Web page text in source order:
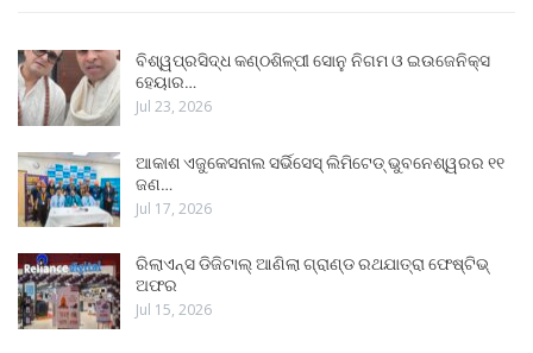
ବିଶ୍ୱପ୍ରସିଦ୍ଧ କଣ୍ଠଶିଳ୍ପୀ ସୋନୁ ନିଗମ ଓ ଇଉଜେନିକ୍ସ
ହେୟାର…
Jul 23, 2026
ଆକାଶ ଏଜୁକେସନାଲ ସର୍ଭିସେସ୍ ଲିମିଟେଡ୍ ଭୁବନେଶ୍ୱରର ୧୧
ଜଣ…
Jul 17, 2026
ରିଲାଏନ୍ସ ଡିଜିଟାଲ୍ ଆଣିଲା ଗ୍ରାଣ୍ଡ ରଥଯାତ୍ରା ଫେଷ୍ଟିଭ୍
ଅଫର
Jul 15, 2026